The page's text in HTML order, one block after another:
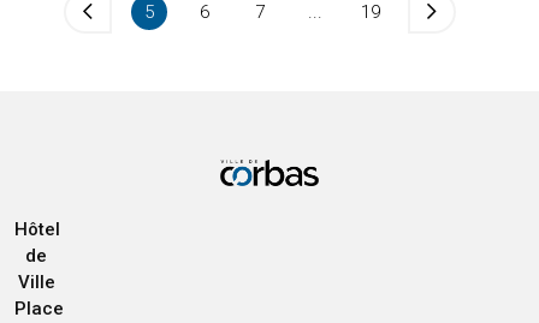
5 6 7 ... 19
Hôtel
de
Ville
Place